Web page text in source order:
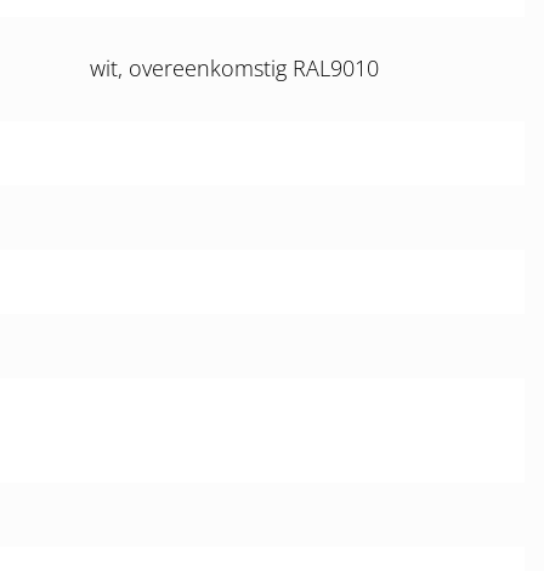
wit, overeenkomstig RAL9010